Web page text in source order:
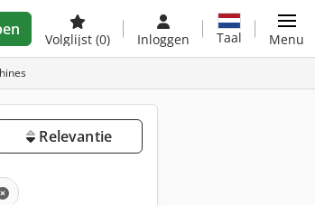
Volglijst (0) Inloggen Taal Menu
Relevantie